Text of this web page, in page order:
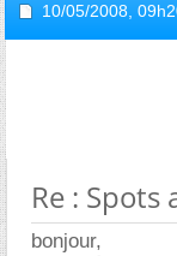
10/05/2008,
Re : Spots
bonjour,